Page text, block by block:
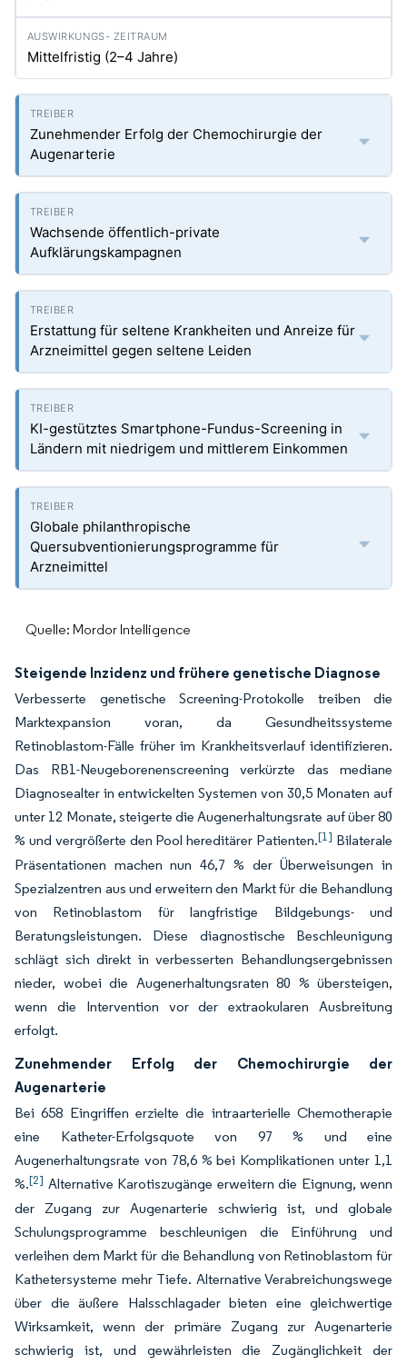
Mittelfristig (2–4 Jahre)
Zunehmender Erfolg der Chemochirurgie der
Augenarterie
Wachsende öffentlich-private
Aufklärungskampagnen
Erstattung für seltene Krankheiten und Anreize für
Arzneimittel gegen seltene Leiden
KI-gestütztes Smartphone-Fundus-Screening in
Ländern mit niedrigem und mittlerem Einkommen
Globale philanthropische
Quersubventionierungsprogramme für
Arzneimittel
Quelle: Mordor Intelligence
Steigende Inzidenz und frühere genetische Diagnose
Verbesserte genetische Screening-Protokolle treiben die
Marktexpansion voran, da Gesundheitssysteme
Retinoblastom-Fälle früher im Krankheitsverlauf identifizieren.
Das RB1-Neugeborenenscreening verkürzte das mediane
Diagnosealter in entwickelten Systemen von 30,5 Monaten auf
unter 12 Monate, steigerte die Augenerhaltungsrate auf über 80
% und vergrößerte den Pool hereditärer Patienten.[1] Bilaterale
Präsentationen machen nun 46,7 % der Überweisungen in
Spezialzentren aus und erweitern den Markt für die Behandlung
von Retinoblastom für langfristige Bildgebungs- und
Beratungsleistungen. Diese diagnostische Beschleunigung
schlägt sich direkt in verbesserten Behandlungsergebnissen
nieder, wobei die Augenerhaltungsraten 80 % übersteigen,
wenn die Intervention vor der extraokularen Ausbreitung
erfolgt.
Zunehmender Erfolg der Chemochirurgie der
Augenarterie
Bei 658 Eingriffen erzielte die intraarterielle Chemotherapie
eine Katheter-Erfolgsquote von 97 % und eine
Augenerhaltungsrate von 78,6 % bei Komplikationen unter 1,1
%.[2] Alternative Karotiszugänge erweitern die Eignung, wenn
der Zugang zur Augenarterie schwierig ist, und globale
Schulungsprogramme beschleunigen die Einführung und
verleihen dem Markt für die Behandlung von Retinoblastom für
Kathetersysteme mehr Tiefe. Alternative Verabreichungswege
über die äußere Halsschlagader bieten eine gleichwertige
Wirksamkeit, wenn der primäre Zugang zur Augenarterie
schwierig ist, und gewährleisten die Zugänglichkeit der